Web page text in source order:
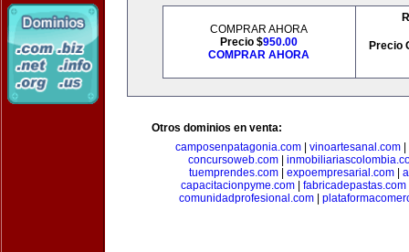
COMPRAR AHORA
Precio $950.00
COMPRAR AHORA
Precio
Otros dominios en venta:
camposenpatagonia.com| vinoartesanal.com|
concursoweb.com
tuemprendes.com
expoempresarial.com
capacitacionpyme.com
fabricadepastas.com
comunidadprofesional.com|